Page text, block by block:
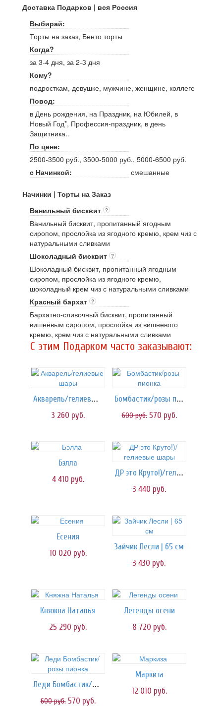
Доставка Подарков | вся Россия
Выбирай:
Торты на заказ, Бенто торты
Когда?
за 3-4 дня, за 2-3 дня
Кому?
подросткам, девушке, мужчине, женщине, коллеге
Повод:
в День рождения, на Праздник, на Юбилей, в
Новый Год*, Профессия-праздник, в день
Защитника..
По цене:
2500-3500 руб., 3500-5000 руб., 5000-6500 руб.
с Начинкой:
смешанные
Начинки | Торты на Заказ
Ванильный бисквит ?
Ванильный бисквит, пропитанный ягодным
сиропом, прослойка из ягодного кремю, крем чиз с
натуральными сливками
Шоколадный бисквит ?
Шоколадный бисквит, пропитанный ягодным
сиропом, прослойка из ягодного кремю,
шоколадный крем чиз с натуральными сливками
Красный бархат ?
Бархатно-сливочный бисквит, пропитанный
вишнёвым сиропом, прослойка из вишневого
кремю, крем чиз с натуральными сливками
C этим Подарком часто заказывают:
Акварель/гелиевые шары
3 260 руб.
Бомбастик/розы пионка
600руб. 570 руб.
Бэлла
4 410 руб.
ДР это Круто!)/гелиевые шары
3 440 руб.
Есения
10 020 руб.
Зайчик Лесли | 65 см
3 430 руб.
Княжна Наталья
25 290 руб.
Легенды осени
8 720 руб.
Леди Бомбастик/розы пионка
600руб. 570 руб.
Маркиза
12 010 руб.